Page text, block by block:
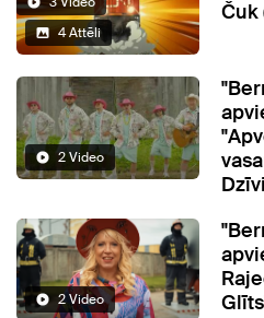
4 Attēli
Čuk
2 Video
2 Video